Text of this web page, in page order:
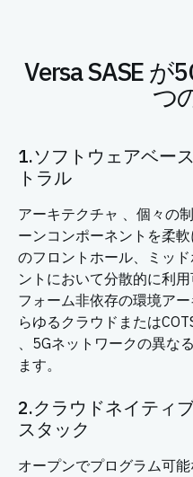
Versa SASE が
つ
1.ソフトウェアベー
トラル
アーキテクチャ 、個々の
ーンコンポーネントを柔
のフロントホール、ミッ
ントにおいて分散的に利
フォーム非依存の環境ア
らゆるクラウドまたは
、5Gネットワークの異な
ます。
2.クラウドネイティ
スタック
オープンでプログラム可